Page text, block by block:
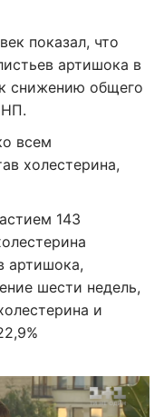
показал, что
артишока в
снижению общего
всем
холестерина,
143
артишока,
шести недель,
и